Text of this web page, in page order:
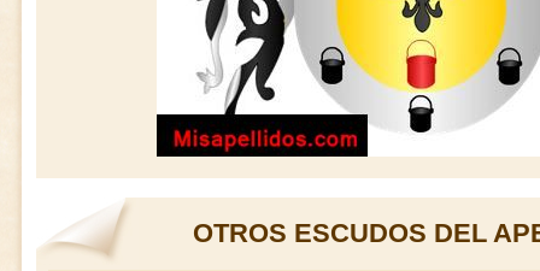
OTROS ESCUDOS DEL